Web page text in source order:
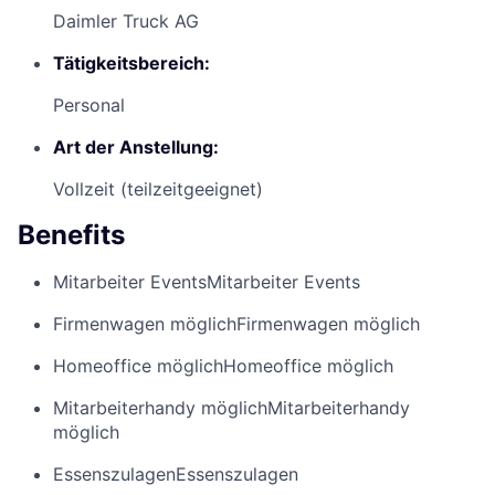
Daimler Truck AG
Tätigkeitsbereich:
Personal
Art der Anstellung:
Vollzeit (teilzeitgeeignet)
Benefits
Mitarbeiter EventsMitarbeiter Events
Firmenwagen möglichFirmenwagen möglich
Homeoffice möglichHomeoffice möglich
Mitarbeiterhandy möglichMitarbeiterhandy
möglich
EssenszulagenEssenszulagen